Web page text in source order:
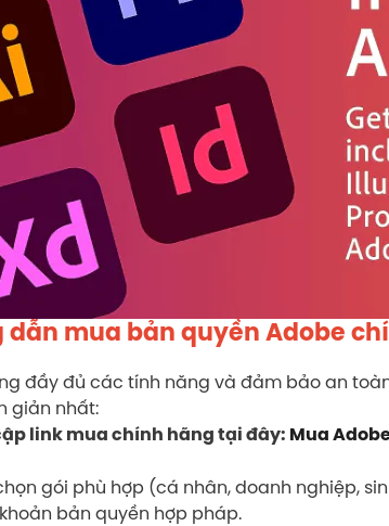
dẫn mua bản quyền Adobe
đầy đủ các tính năng và đảm bảo an
giản nhất:
link mua chính hãng tại đây: Mua
gói phù hợp (cá nhân, doanh nghiệp,
bản quyền hợp pháp.